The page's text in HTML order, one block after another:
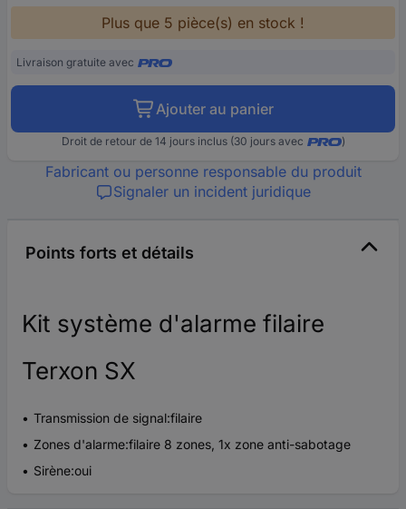
Plus que 5 pièce(s) en stock !
Livraison gratuite avec
Ajouter au panier
Droit de retour de 14 jours inclus (30 jours avec )
Fabricant ou personne responsable du produit
Signaler un incident juridique
Points forts et détails
Kit système d'alarme filaire
Terxon SX
Transmission de signal:filaire
Zones d'alarme:filaire 8 zones, 1x zone anti-sabotage
Sirène:oui